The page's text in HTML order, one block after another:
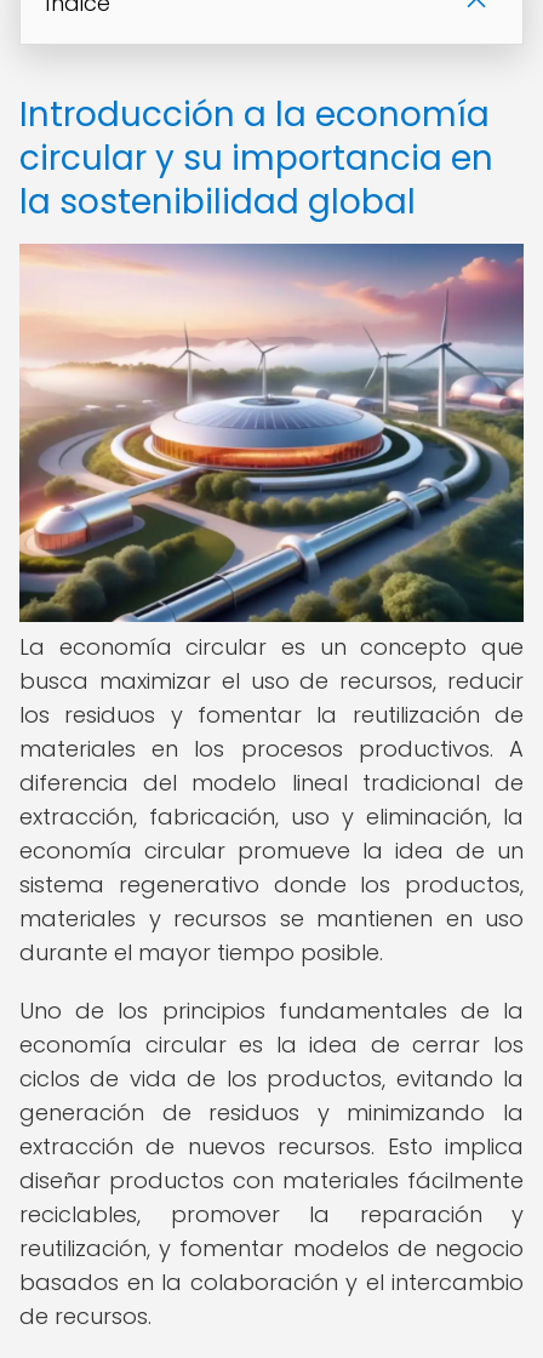
Introducción a la economía
circular y su importancia en
la sostenibilidad global
La economía circular es un concepto que
busca maximizar el uso de recursos, reducir
los residuos y fomentar la reutilización de
materiales en los procesos productivos. A
diferencia del modelo lineal tradicional de
extracción, fabricación, uso y eliminación, la
economía circular promueve la idea de un
sistema regenerativo donde los productos,
materiales y recursos se mantienen en uso
durante el mayor tiempo posible.
Uno de los principios fundamentales de la
economía circular es la idea de cerrar los
ciclos de vida de los productos, evitando la
generación de residuos y minimizando la
extracción de nuevos recursos. Esto implica
diseñar productos con materiales fácilmente
reciclables, promover la reparación y
reutilización, y fomentar modelos de negocio
basados en la colaboración y el intercambio
de recursos.